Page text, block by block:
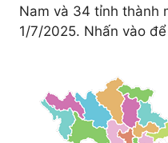
Nam và 34 tỉnh thành
1/7/2025. Nhấn vào